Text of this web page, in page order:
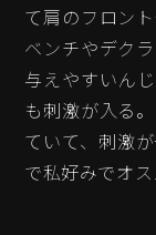
て肩のフロン
ベンチやデク
与えやすいん
も刺激が入る
ていて、刺激
で私好みでオス